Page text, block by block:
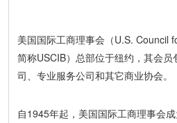
美国国际工商理事会（U.S. Council
简称USCIB）总部位于纽约，其会
司、专业服务公司和其它商业协会。
自1945年起，美国国际工商理事会